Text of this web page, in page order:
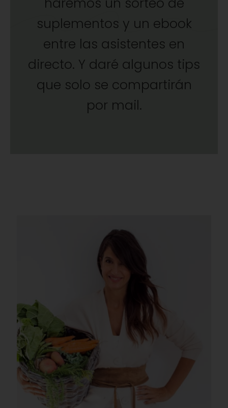
suplementos y un ebook
entre las asistentes en
directo. Y daré algunos tips
que solo se compartirán
por mail.